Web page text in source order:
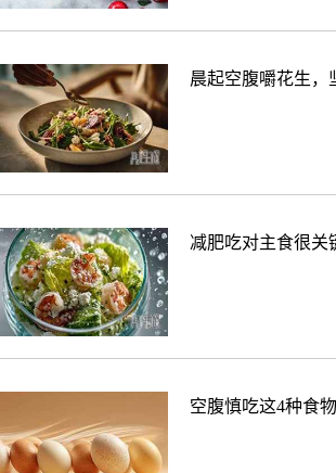
晨起空腹嚼花生，
减肥吃对主食很关
空腹慎吃这4种食